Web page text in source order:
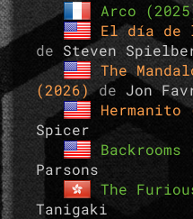
Arco
El día de
de Steven
The
(2026)de Jon
Hermanito
Spicer
Parsons
The
Tanigaki